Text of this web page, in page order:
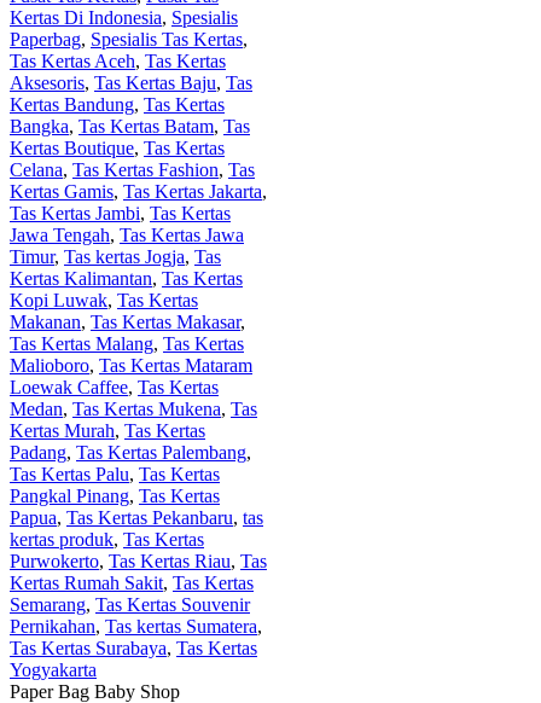
Kertas Di Indonesia, Spesialis
Paperbag, Spesialis Tas Kertas,
Tas Kertas Aceh, Tas Kertas
Aksesoris, Tas Kertas Baju, Tas
Kertas Bandung, Tas Kertas
Bangka, Tas Kertas Batam, Tas
Kertas Boutique, Tas Kertas
Celana, Tas Kertas Fashion, Tas
Kertas Gamis, Tas Kertas Jakarta,
Tas Kertas Jambi, Tas Kertas
Jawa Tengah, Tas Kertas Jawa
Timur, Tas kertas Jogja, Tas
Kertas Kalimantan, Tas Kertas
Kopi Luwak, Tas Kertas
Makanan, Tas Kertas Makasar,
Tas Kertas Malang, Tas Kertas
Malioboro, Tas Kertas Mataram
Loewak Caffee, Tas Kertas
Medan, Tas Kertas Mukena, Tas
Kertas Murah, Tas Kertas
Padang, Tas Kertas Palembang,
Tas Kertas Palu, Tas Kertas
Pangkal Pinang, Tas Kertas
Papua, Tas Kertas Pekanbaru, tas
kertas produk, Tas Kertas
Purwokerto, Tas Kertas Riau, Tas
Kertas Rumah Sakit, Tas Kertas
Semarang, Tas Kertas Souvenir
Pernikahan, Tas kertas Sumatera,
Tas Kertas Surabaya, Tas Kertas
Yogyakarta
Paper Bag Baby Shop